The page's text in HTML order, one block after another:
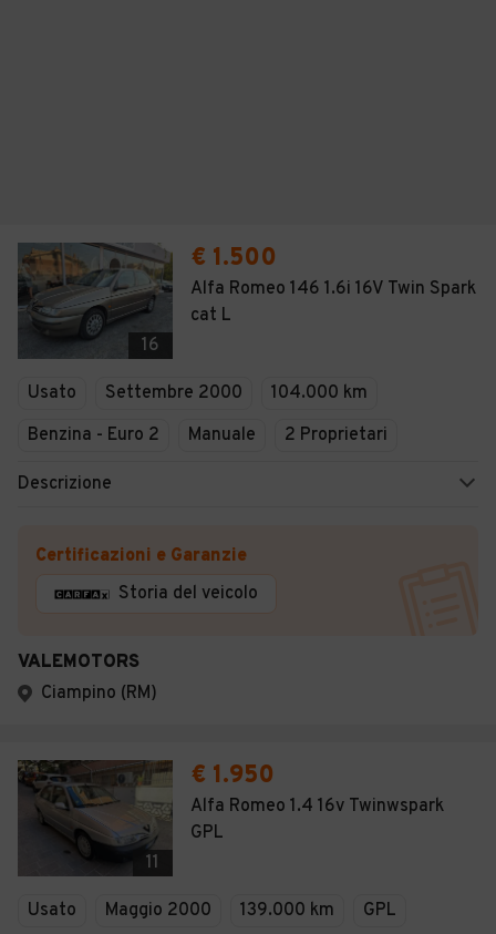
16
€ 1.500
Alfa Romeo 146 1.6i 16V Twin Spark
cat L
Usato Settembre 2000
104.000 km
Benzina - Euro 2
Manuale 2 Proprietari
Descrizione
Certificazioni e Garanzie
Storia del veicolo
VALEMOTORS
Ciampino (RM)
11
€ 1.950
Alfa Romeo 1.4 16v Twinwspark
GPL
Usato Maggio 2000 139.000 km GPL